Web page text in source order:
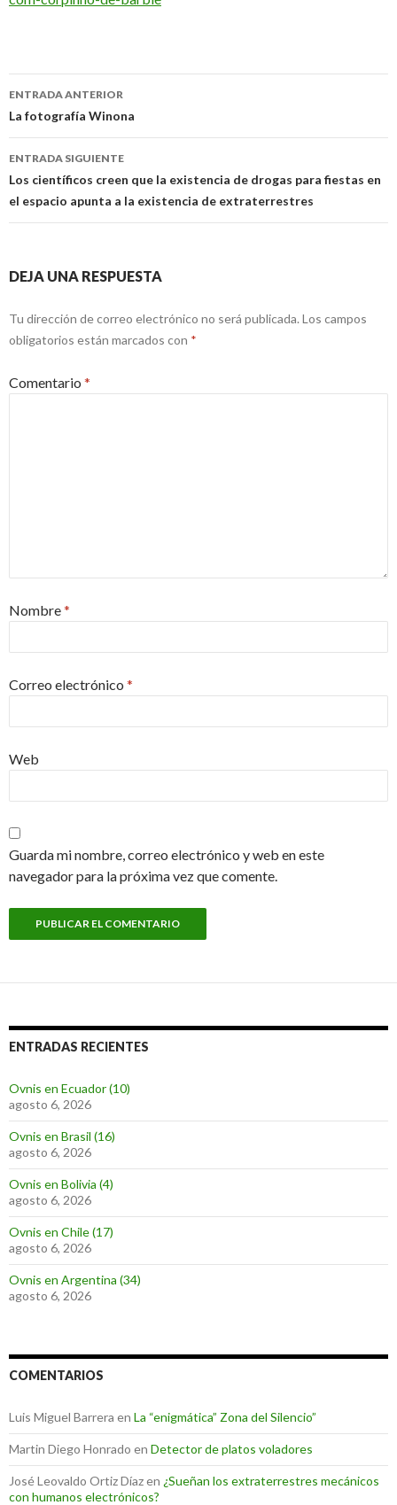
Navegación
de
entradas
ENTRADA ANTERIOR
La fotografía Winona
ENTRADA SIGUIENTE
Los científicos creen que la existencia de drogas para fiestas en
el espacio apunta a la existencia de extraterrestres
DEJA UNA RESPUESTA
Tu dirección de correo electrónico no será publicada. Los campos
obligatorios están marcados con *
Comentario *
Nombre*
Correo electrónico *
Web
Guarda mi nombre, correo electrónico y web en este
navegador para la próxima vez que comente.
ENTRADAS RECIENTES
Ovnis en Ecuador (10)
agosto 6, 2026
Ovnis en Brasil (16)
agosto 6, 2026
Ovnis en Bolivia (4)
agosto 6, 2026
Ovnis en Chile (17)
agosto 6, 2026
Ovnis en Argentina (34)
agosto 6, 2026
COMENTARIOS
Luis Miguel Barrera en La “enigmática” Zona del Silencio”
Martin Diego Honrado en Detector de platos voladores
José Leovaldo Ortiz Díazen ¿Sueñan los extraterrestres mecánicos
con humanos electrónicos?